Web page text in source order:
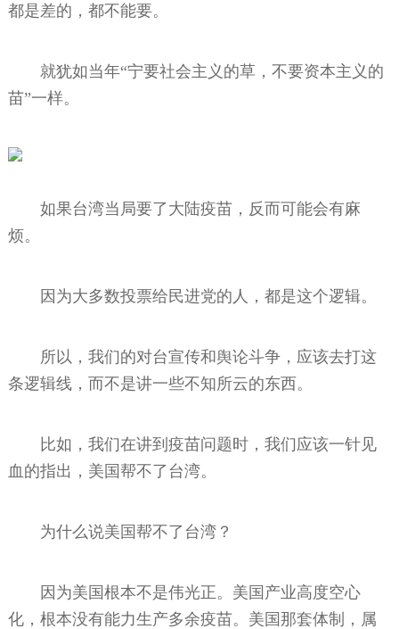
都是差的，都不能要。
就犹如当年“宁要社会主义的草，不要资本主义的
苗”一样。
如果台湾当局要了大陆疫苗，反而可能会有麻
烦。
因为大多数投票给民进党的人，都是这个逻辑。
所以，我们的对台宣传和舆论斗争，应该去打这
条逻辑线，而不是讲一些不知所云的东西。
比如，我们在讲到疫苗问题时，我们应该一针见
血的指出，美国帮不了台湾。
为什么说美国帮不了台湾？
因为美国根本不是伟光正。美国产业高度空心
化，根本没有能力生产多余疫苗。美国那套体制，属